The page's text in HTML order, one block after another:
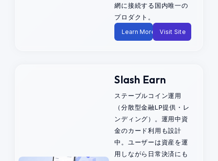
網に接続する国内唯一の
プロダクト。
Learn More Visit Site
Slash Earn
ステーブルコイン運用
（分散型金融LP提供・レ
ンディング）。運用中資
金のカード利用も設計
中。ユーザーは資産を運
用しながら日常決済にも